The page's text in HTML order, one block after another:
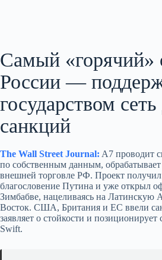
Самый «горячий»
России —
государством
санкций
The Wall Street Journal: A7 проводит
по собственным данным,
внешней торговле РФ. Проект
благословение Путина и уже открыл
Зимбабве, нацеливаясь на
Восток. США, Британия и ЕС ввели
заявляет о стойкости и позиционирует
Swift.